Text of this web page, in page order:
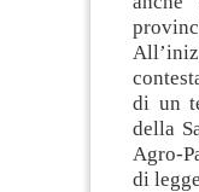
di un
della
Agro-
di